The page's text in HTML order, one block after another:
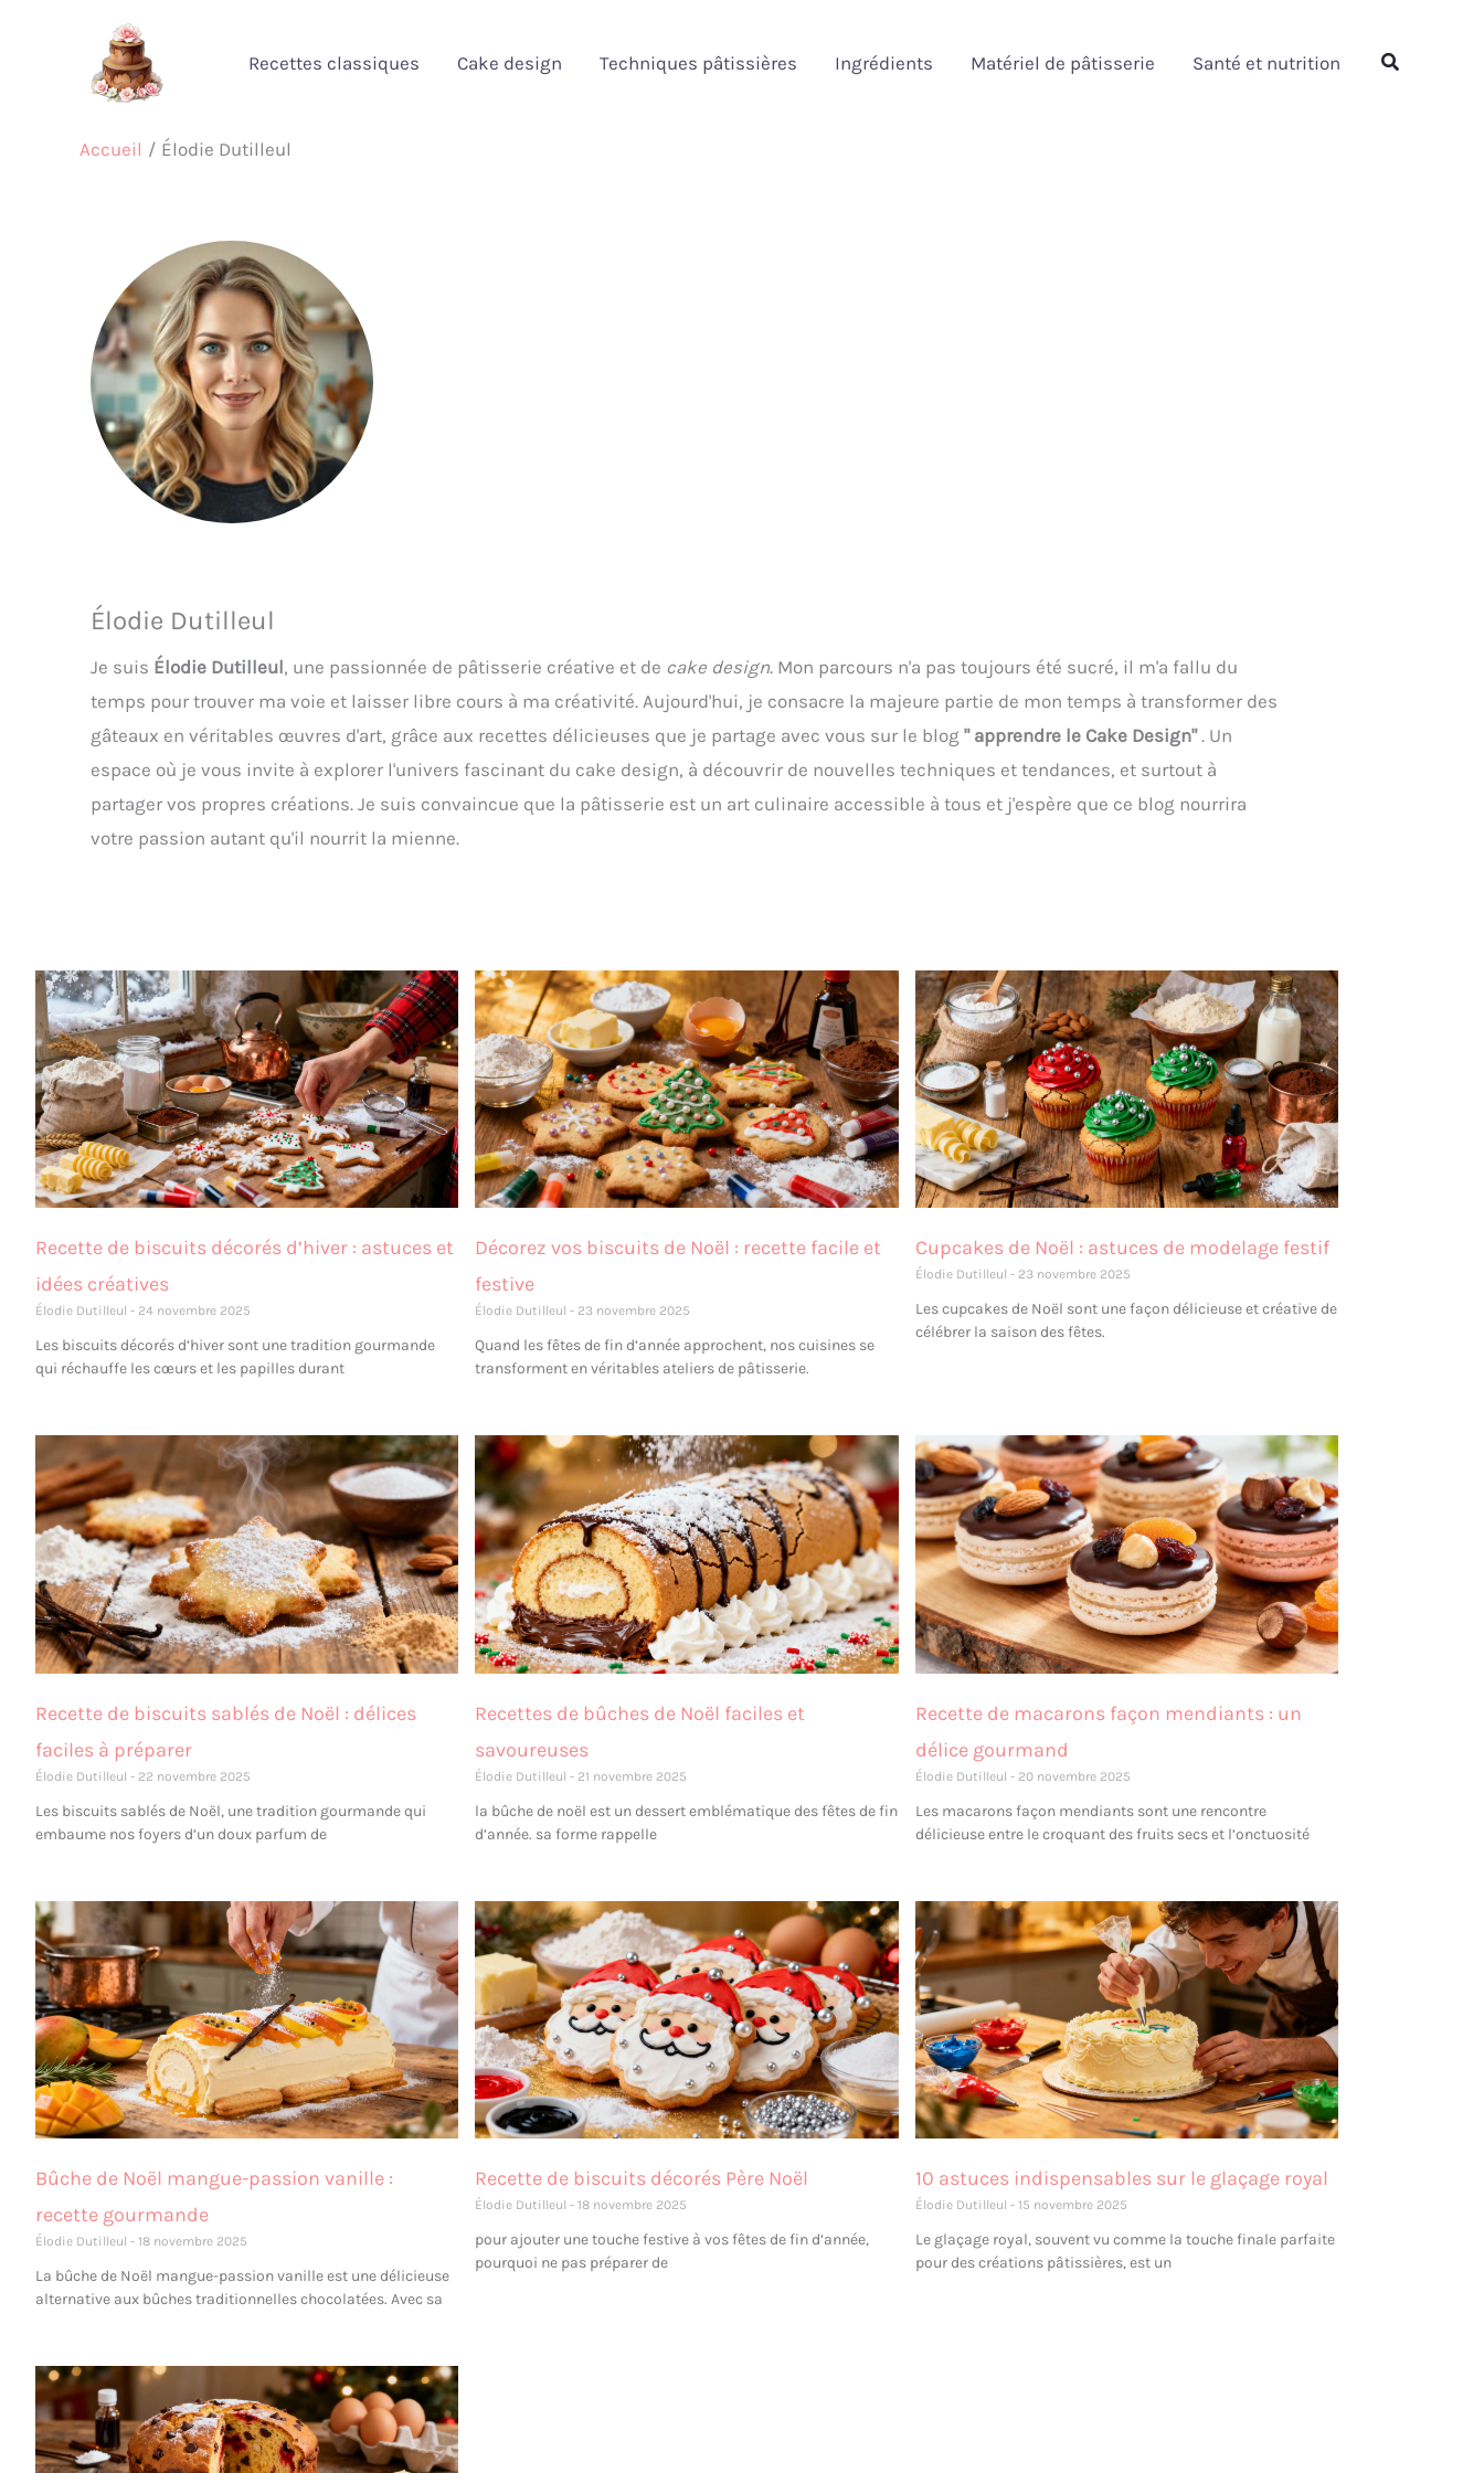
Recettes classiques Cake design Techniques pâtissières Ingrédients Matériel de pâtisserie Santé et nutrition Rechercher
Accueil Élodie Dutilleul
Élodie Dutilleul
Je suis Élodie Dutilleul, une passionnée de pâtisserie créative et de cake design. Mon parcours n'a pas toujours été sucré, il m'a fallu du
temps pour trouver ma voie et laisser libre cours à ma créativité. Aujourd'hui, je consacre la majeure partie de mon temps à transformer des
gâteaux en véritables œuvres d'art, grâce aux recettes délicieuses que je partage avec vous sur le blog " apprendre le Cake Design". Un
espace où je vous invite à explorer l'univers fascinant du cake design, à découvrir de nouvelles techniques et tendances, et surtout à
partager vos propres créations. Je suis convaincue que la pâtisserie est un art culinaire accessible à tous et j'espère que ce blog nourrira
votre passion autant qu'il nourrit la mienne.
Recette de biscuits décorés d’hiver : astuces et
idées créatives
Élodie Dutilleul 24 novembre 2025
Les biscuits décorés d’hiver sont une tradition gourmande
qui réchauffe les cœurs et les papilles durant
Décorez vos biscuits de Noël : recette facile et
festive
Élodie Dutilleul 23 novembre 2025
Quand les fêtes de fin d’année approchent, nos cuisines se
transforment en véritables ateliers de pâtisserie.
Cupcakes de Noël : astuces de modelage festif
Élodie Dutilleul 23 novembre 2025
Les cupcakes de Noël sont une façon délicieuse et créative de
célébrer la saison des fêtes.
Recette de biscuits sablés de Noël : délices
faciles à préparer
Élodie Dutilleul 22 novembre 2025
Les biscuits sablés de Noël, une tradition gourmande qui
embaume nos foyers d’un doux parfum de
Recettes de bûches de Noël faciles et
savoureuses
Élodie Dutilleul 21 novembre 2025
la bûche de noël est un dessert emblématique des fêtes de fin
d’année. sa forme rappelle
Recette de macarons façon mendiants : un
délice gourmand
Élodie Dutilleul 20 novembre 2025
Les macarons façon mendiants sont une rencontre
délicieuse entre le croquant des fruits secs et l’onctuosité
Bûche de Noël mangue-passion vanille :
recette gourmande
Élodie Dutilleul 18 novembre 2025
La bûche de Noël mangue-passion vanille est une délicieuse
alternative aux bûches traditionnelles chocolatées. Avec sa
Recette de biscuits décorés Père Noël
Élodie Dutilleul 18 novembre 2025
pour ajouter une touche festive à vos fêtes de fin d’année,
pourquoi ne pas préparer de
10 astuces indispensables sur le glaçage royal
Élodie Dutilleul 15 novembre 2025
Le glaçage royal, souvent vu comme la touche finale parfaite
pour des créations pâtissières, est un